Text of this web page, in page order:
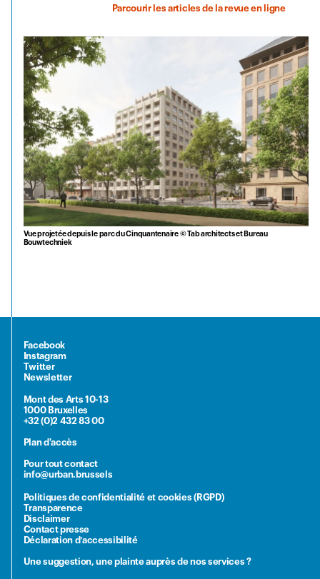
Parcourir les articles de la revue en ligne
Vue projetée depuis le parc du Cinquantenaire © Tab architects et Bureau
Bouwtechniek
Facebook
Instagram
Twitter
Newsletter
Mont des Arts 10-13
1000 Bruxelles
+32 (0)2 432 83 00
Plan d'accès
Pour tout contact
info@urban.brussels
Politiques de confidentialité et cookies (RGPD)
Transparence
Disclaimer
Contact presse
Déclaration d’accessibilité
Une suggestion, une plainte auprès de nos services ?